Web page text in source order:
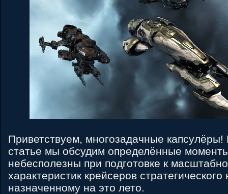
Приветствуем, многозадачные капсулёры!
статье мы обсудим определённые
небесполезны при подготовке к
характеристик крейсеров
назначенному на это лето.